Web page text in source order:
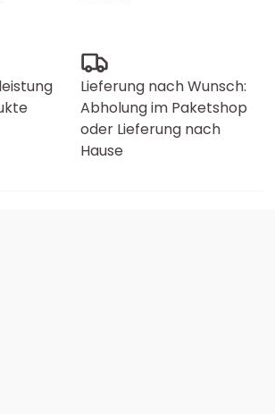
Lieferung nach Wunsch:
Abholung im Paketshop
oder Lieferung nach
Hause